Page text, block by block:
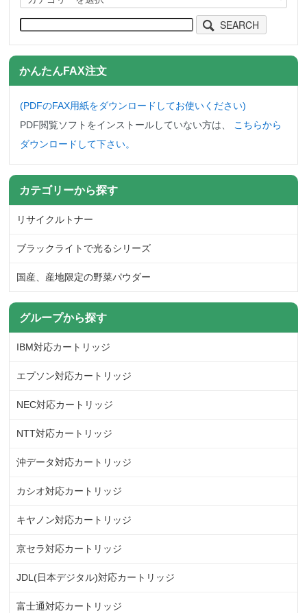
SEARCH
かんたんFAX注文
(PDFのFAX用紙をダウンロード してお使いください)
PDF閲覧ソフトをインストールしていない方は、
こちらから
ダウンロードして下さい。
カテゴリーから探す
リサイクルトナー
ブラックライトで光るシリーズ
国産、産地限定の野菜パウダー
グループから探す
IBM対応カートリッジ
エプソン対応カートリッジ
NEC対応カートリッジ
NTT対応カートリッジ
沖データ対応カートリッジ
カシオ対応カートリッジ
キヤノン対応カートリッジ
京セラ対応カートリッジ
JDL(日本デジタル)対応カートリッジ
富士通対応カートリッジ